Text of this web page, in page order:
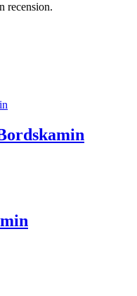
recension.